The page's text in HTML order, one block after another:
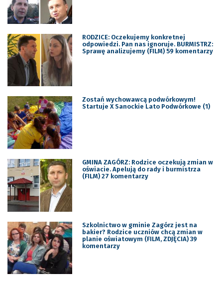
RODZICE: Oczekujemy konkretnej
odpowiedzi. Pan nas ignoruje. BURMISTRZ:
Sprawę analizujemy (FILM) 59 komentarzy
Zostań wychowawcą podwórkowym!
Startuje X Sanockie Lato Podwórkowe (1)
GMINA ZAGÓRZ: Rodzice oczekują zmian w
oświacie. Apelują do rady i burmistrza
(FILM) 27 komentarzy
Szkolnictwo w gminie Zagórz jest na
bakier? Rodzice uczniów chcą zmian w
planie oświatowym (FILM, ZDJĘCIA) 39
komentarzy